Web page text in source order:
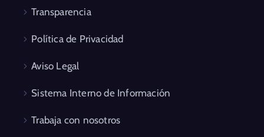
Transparencia
Política de Privacidad
Aviso Legal
Sistema Interno de Información
Trabaja con nosotros